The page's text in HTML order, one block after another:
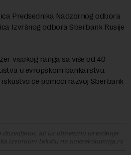
Predsednika Nadzornog odbora
Izvršnog odbora Sberbank Rusije
visokog ranga sa više od 40
u evropskom bankarstvu.
će pomoći razvoj Sberbank
ali uz obavezno navođenje
izvornom tekstu na novaekonomija.rs